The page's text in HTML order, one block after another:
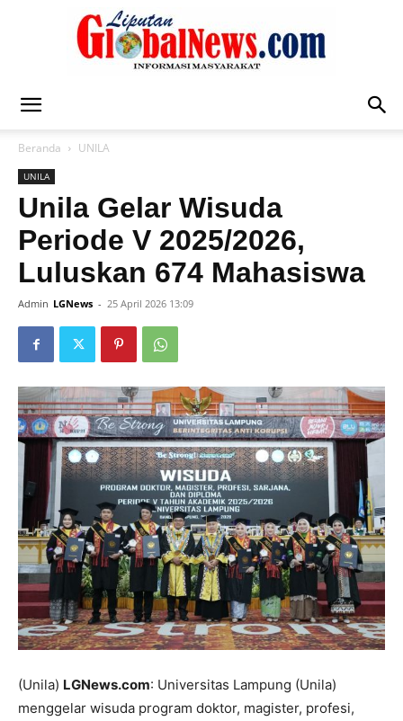
Global
News
Beranda UNILA
UNILA
Unila Gelar Wisuda
Periode V 2025/2026,
Luluskan 674 Mahasiswa
Admin LGNews - 25 April 2026 13:09
(Unila) LGNews.com: Universitas Lampung (Unila)
menggelar wisuda program doktor, magister, profesi,